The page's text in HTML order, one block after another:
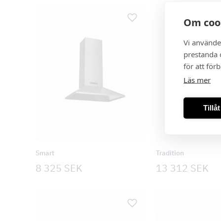
Om
Vi
prestanda
för att
Läs mer
Smart
8 325 SEK
Tradition
13 312 SEK